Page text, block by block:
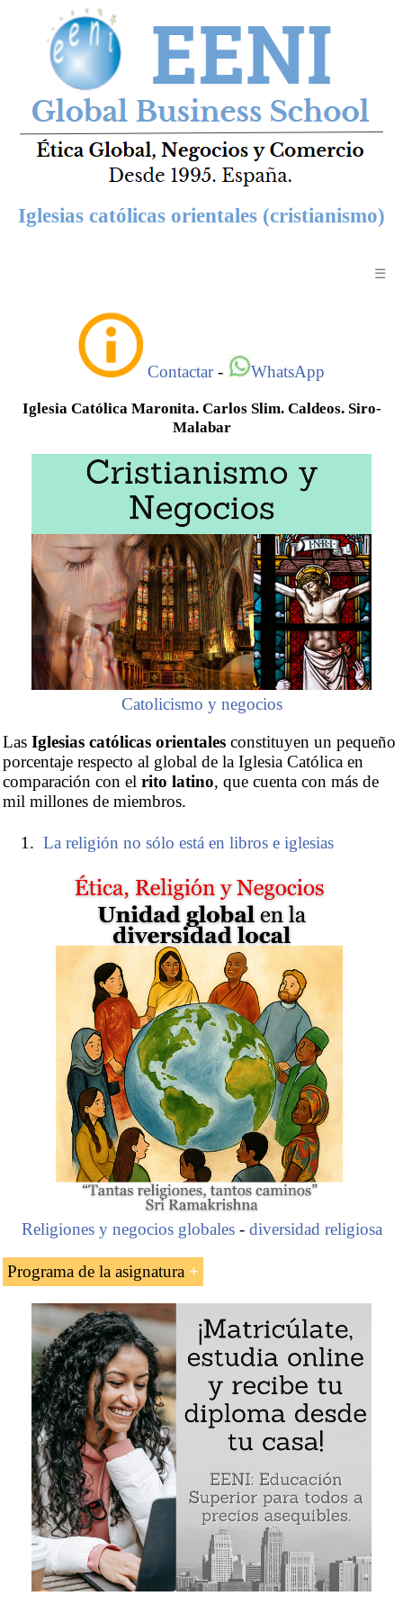
Iglesias católicas orientales (cristianismo)
☰
Contactar- WhatsApp
Iglesia Católica Maronita. Carlos Slim. Caldeos. Siro-
Malabar
Catolicismo y negocios
Las Iglesias católicas orientales constituyen un pequeño
porcentaje respecto al global de la Iglesia Católica en
comparación con el rito latino, que cuenta con más de
mil millones de miembros.
La religión no sólo está en libros e iglesias
Religiones y negocios globales- diversidad religiosa
Programa de la asignatura
Introducción a las Iglesias católicas orientales
(cristianismo)
Iglesia Católica Maronita
Caso de estudio:Carlos Slim (México)
Iglesia Católica Caldea de Babilonia (Caldeos)
Caso de estudio:Nadhmi Shakir Auchi(Iraq -
Reino Unido)
Iglesia greco-católica de Ucrania
Iglesia Católica Siro-Malabar
Iglesia greco-melquita católica